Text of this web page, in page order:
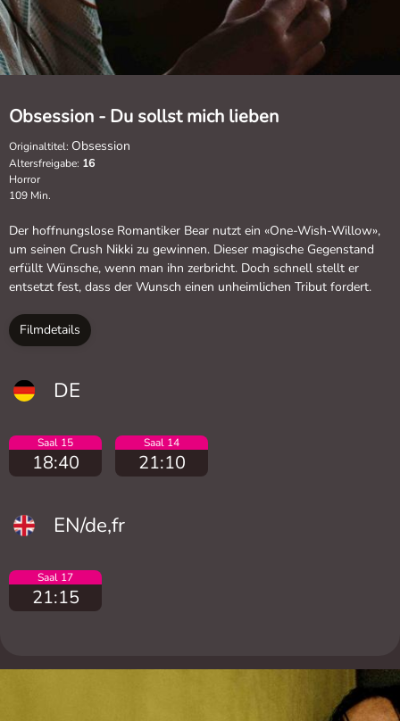
Obsession - Du sollst mich lieben
Originaltitel: Obsession
Altersfreigabe: 16
Horror
109 Min.
Der hoffnungslose Romantiker Bear nutzt ein «One-Wish-Willow»,
um seinen Crush Nikki zu gewinnen. Dieser magische Gegenstand
erfüllt Wünsche, wenn man ihn zerbricht. Doch schnell stellt er
entsetzt fest, dass der Wunsch einen unheimlichen Tribut fordert.
Filmdetails
DE
Saal 15
18:40
Saal 14
21:10
EN/de,fr
Saal 17
21:15